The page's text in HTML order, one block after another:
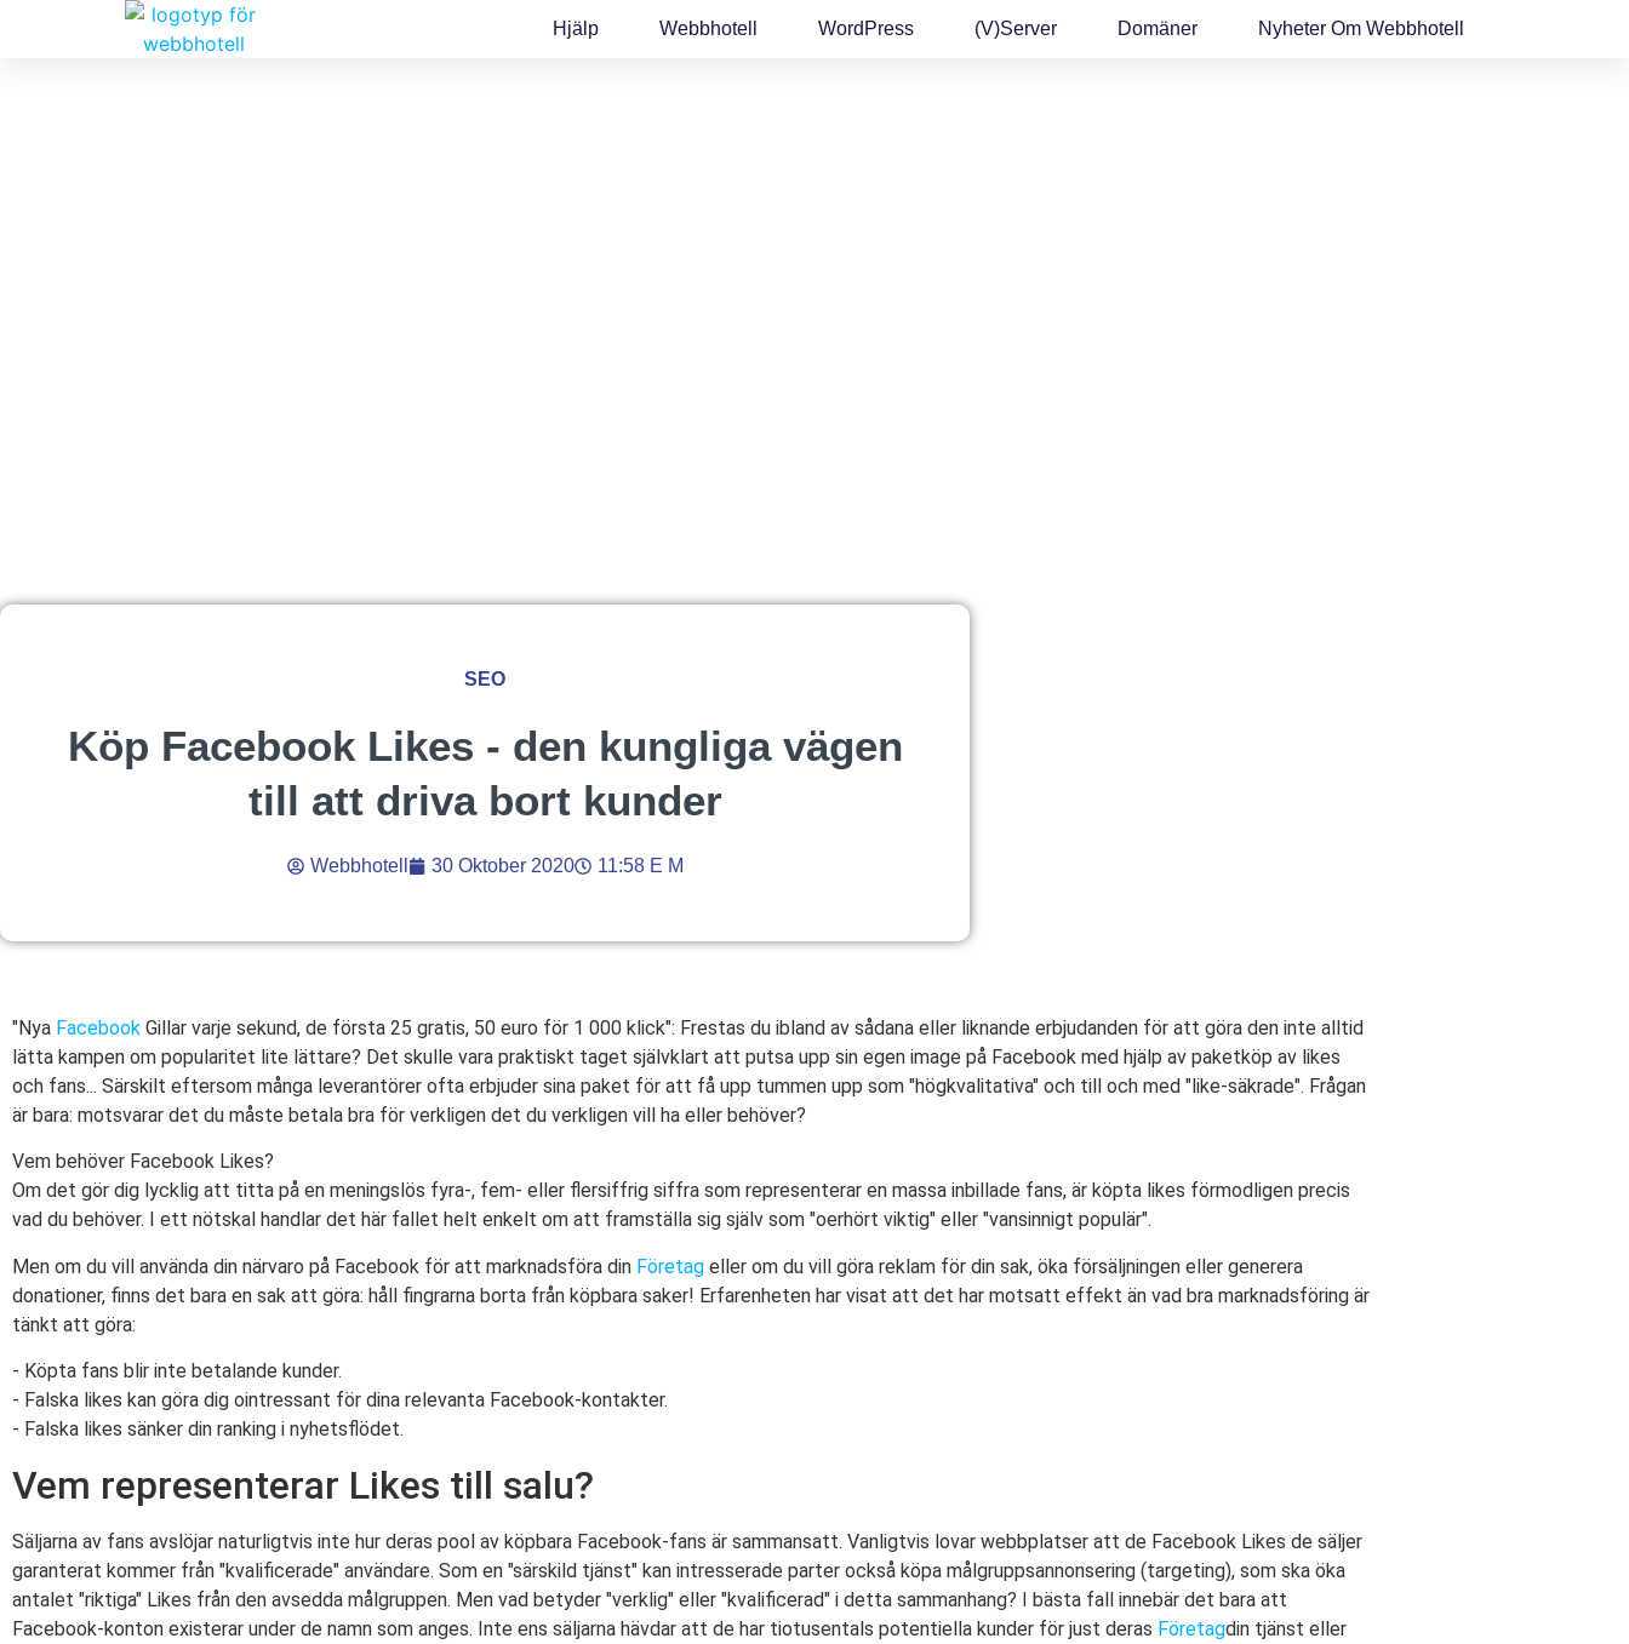
Hjälp Webbhotell WordPress (v)Server Domäner Nyheter Om Webbhotell
SEO
Köp Facebook Likes - den kungliga vägen
till att driva bort kunder
Webbhotell 30 Oktober 2020 11:58 E M
"Nya Facebook Gillar varje sekund, de första 25 gratis, 50 euro för 1 000 klick": Frestas du ibland av sådana eller liknande erbjudanden för att göra den inte alltid
lätta kampen om popularitet lite lättare? Det skulle vara praktiskt taget självklart att putsa upp sin egen image på Facebook med hjälp av paketköp av likes
och fans... Särskilt eftersom många leverantörer ofta erbjuder sina paket för att få upp tummen upp som "högkvalitativa" och till och med "like-säkrade". Frågan
är bara: motsvarar det du måste betala bra för verkligen det du verkligen vill ha eller behöver?
Vem behöver Facebook Likes?
Om det gör dig lycklig att titta på en meningslös fyra-, fem- eller flersiffrig siffra som representerar en massa inbillade fans, är köpta likes förmodligen precis
vad du behöver. I ett nötskal handlar det här fallet helt enkelt om att framställa sig själv som "oerhört viktig" eller "vansinnigt populär".
Men om du vill använda din närvaro på Facebook för att marknadsföra din Företag eller om du vill göra reklam för din sak, öka försäljningen eller generera
donationer, finns det bara en sak att göra: håll fingrarna borta från köpbara saker! Erfarenheten har visat att det har motsatt effekt än vad bra marknadsföring är
tänkt att göra:
- Köpta fans blir inte betalande kunder.
- Falska likes kan göra dig ointressant för dina relevanta Facebook-kontakter.
- Falska likes sänker din ranking i nyhetsflödet.
Vem representerar Likes till salu?
Säljarna av fans avslöjar naturligtvis inte hur deras pool av köpbara Facebook-fans är sammansatt. Vanligtvis lovar webbplatser att de Facebook Likes de säljer
garanterat kommer från "kvalificerade" användare. Som en "särskild tjänst" kan intresserade parter också köpa målgruppsannonsering (targeting), som ska öka
antalet "riktiga" Likes från den avsedda målgruppen. Men vad betyder "verklig" eller "kvalificerad" i detta sammanhang? I bästa fall innebär det bara att
Facebook-konton existerar under de namn som anges. Inte ens säljarna hävdar att de har tiotusentals potentiella kunder för just deras Företagdin tjänst eller